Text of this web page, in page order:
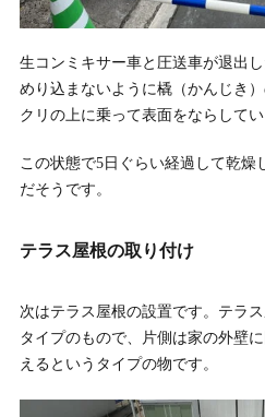
生コンミキサー車と圧送車が退出
めり込まないように橇（かんじき
クリの上に乗って表面をならしてい
この状態で5日ぐらい経過して乾燥
だそうです。
テラス屋根の取り付け
次はテラス屋根の設置です。テラ
タイプのもので、片側は家の外壁
えるというタイプの物です。